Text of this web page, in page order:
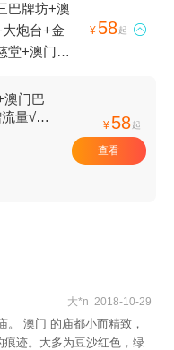
巴牌坊+澳
炮台+金
堂+澳门巴
河度假区
树+十月
¥ 58起 
澳门巴
量√支
¥ 58起
查看
大*n 2018-10-29
。 澳门 的庙都小而精致，
迹。大多为豆沙红色，绿